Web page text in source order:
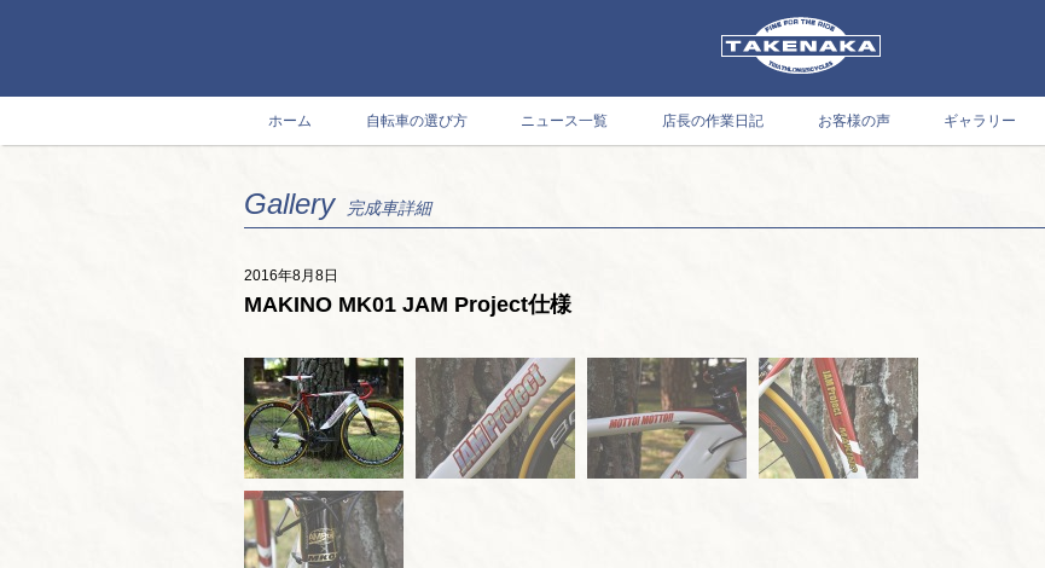
ホーム 自転車の選び方 ニュース一覧 店長の作業日記 お客様の声 ギャラリー
Gallery 完成車詳細
2016年8月8日
MAKINO MK01 JAM Project仕様